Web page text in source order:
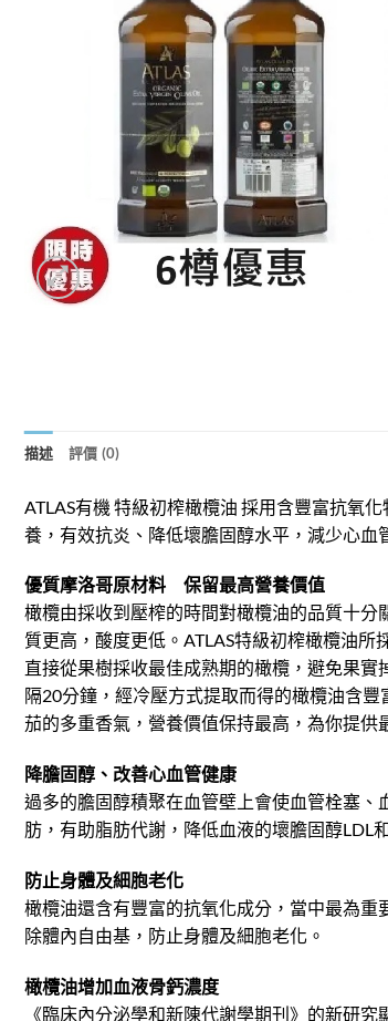
描述 評價 (0)
ATLAS有機 特級初榨橄欖油 採用含豐富抗氧
養，有效抗炎、降低壞膽固醇水平，減少心血
優質摩洛哥原材料 保留最高營養價值
橄欖由採收到壓榨的時間對橄欖油的品質十
質更高，酸度更低。ATLAS特級初榨橄欖油
直接從果樹採收最佳成熟期的橄欖，避免果
隔20分鐘，經冷壓方式提取而得的橄欖油含
茄的多重香氣，營養價值保持最高，為你提供
降膽固醇、改善心血管健康
過多的膽固醇積聚在血管壁上會使血管栓塞
肪，有助脂肪代謝，降低血液的壞膽固醇LDL
防止身體及細胞老化
橄欖油還含有豐富的抗氧化成分，當中最為
除體內自由基，防止身體及細胞老化。
橄欖油增加血液骨鈣濃度
《臨床內分泌學和新陳代謝學期刊》的新研